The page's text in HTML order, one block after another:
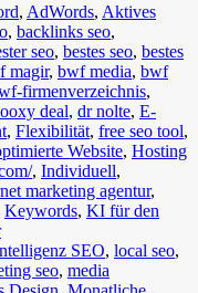
, AdWords, Aktives
, backlinks seo,
seo, bestes seo, bestes
magir, bwf media, bwf
firmenverzeichnis,
deal, dr nolte, E-
, Flexibilität, free seo tool,
Website, Hosting
, Individuell,
marketing agentur,
Keywords, KI für den
SEO, local seo,
seo, media